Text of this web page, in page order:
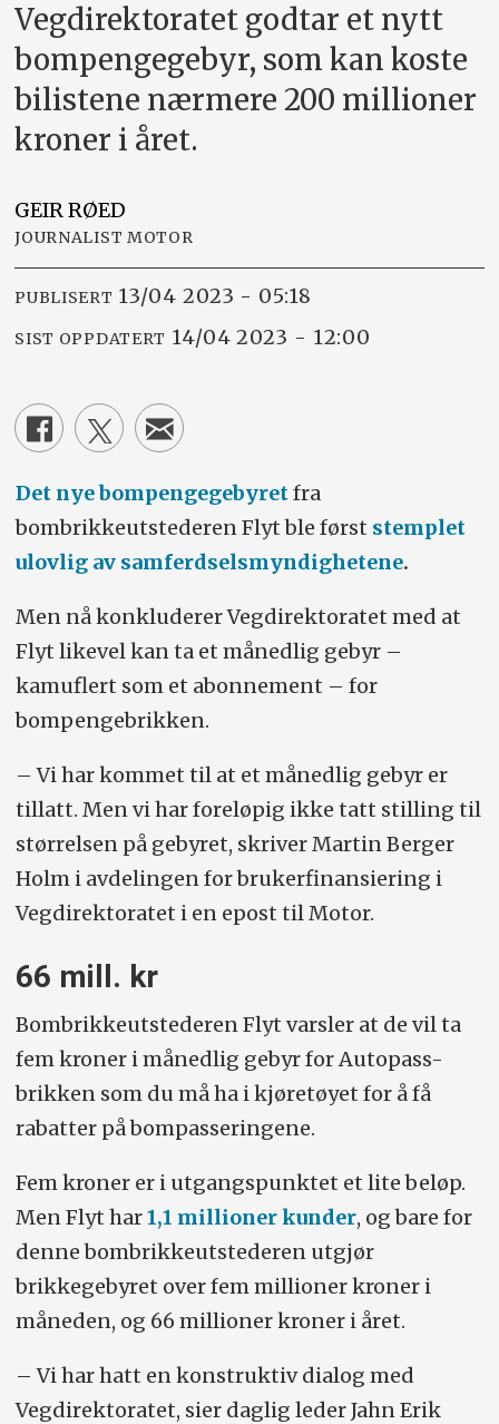
Vegdirektoratet godtar et nytt
bompengegebyr, som kan koste
bilistene nærmere 200 millioner
kroner i året.
GEIRRØED
JOURNALIST MOTOR
PUBLISERT 13/04 2023 - 05:18
SIST OPPDATERT 14/04 2023 - 12:00
Det nye bompengegebyretfra
bombrikkeutstederen Flyt ble først stemplet
ulovlig av samferdselsmyndighetene.
Men nå konkluderer Vegdirektoratet med at
Flyt likevel kan ta et månedlig gebyr –
kamuflert som et abonnement – for
bompengebrikken.
– Vi har kommet til at et månedlig gebyr er
tillatt. Men vi har foreløpig ikke tatt stilling til
størrelsen på gebyret, skriver Martin Berger
Holm i avdelingen for brukerfinansiering i
Vegdirektoratet i en epost til Motor.
66 mill. kr
Bombrikkeutstederen Flyt varsler at de vil ta
fem kroner i månedlig gebyr for Autopass-
brikken som du må ha i kjøretøyet for å få
rabatter på bompasseringene.
Fem kroner er i utgangspunktet et lite beløp.
Men Flyt har1,1 millioner kunder, og bare for
denne bombrikkeutstederen utgjør
brikkegebyret over fem millioner kroner i
måneden, og 66 millioner kroner i året.
– Vi har hatt en konstruktiv dialog med
Vegdirektoratet, sier daglig leder Jahn Erik